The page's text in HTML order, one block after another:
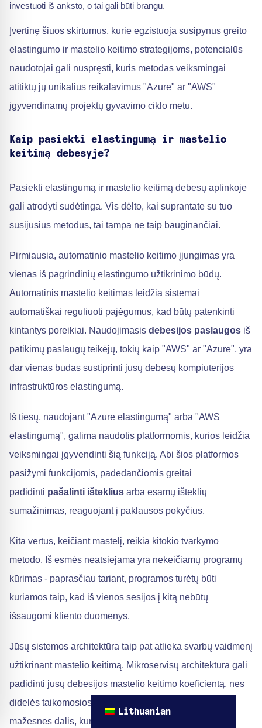
investuoti iš anksto, o tai gali būti brangu.
Įvertinę šiuos skirtumus, kurie egzistuoja susipynus greito
elastingumo ir mastelio keitimo strategijoms, potencialūs
naudotojai gali nuspręsti, kuris metodas veiksmingai
atitiktų jų unikalius reikalavimus "Azure" ar "AWS"
įgyvendinamų projektų gyvavimo ciklo metu.
Kaip pasiekti elastingumą ir mastelio
keitimą debesyje?
Pasiekti elastingumą ir mastelio keitimą debesų aplinkoje
gali atrodyti sudėtinga. Vis dėlto, kai suprantate su tuo
susijusius metodus, tai tampa ne taip bauginančiai.
Pirmiausia, automatinio mastelio keitimo įjungimas yra
vienas iš pagrindinių elastingumo užtikrinimo būdų.
Automatinis mastelio keitimas leidžia sistemai
automatiškai reguliuoti pajėgumus, kad būtų patenkinti
kintantys poreikiai. Naudojimasis debesijos paslaugos iš
patikimų paslaugų teikėjų, tokių kaip "AWS" ar "Azure", yra
dar vienas būdas sustiprinti jūsų debesų kompiuterijos
infrastruktūros elastingumą.
Iš tiesų, naudojant "Azure elastingumą" arba "AWS
elastingumą", galima naudotis platformomis, kurios leidžia
veiksmingai įgyvendinti šią funkciją. Abi šios platformos
pasižymi funkcijomis, padedančiomis greitai
padidinti pašalinti išteklius arba esamų išteklių
sumažinimas, reaguojant į paklausos pokyčius.
Kita vertus, keičiant mastelį, reikia kitokio tvarkymo
metodo. Iš esmės neatsiejama yra nekeičiamų programų
kūrimas - paprasčiau tariant, programos turėtų būti
kuriamos taip, kad iš vienos sesijos į kitą nebūtų
išsaugomi kliento duomenys.
Jūsų sistemos architektūra taip pat atlieka svarbų vaidmenį
užtikrinant mastelio keitimą. Mikroservisų architektūra gali
padidinti jūsų debesijos mastelio keitimo koeficientą, nes
didelės taikomosios programos gali būti padalytos į
mažesnes dalis, kurios veikia nepriklausomai.
Lithuanian